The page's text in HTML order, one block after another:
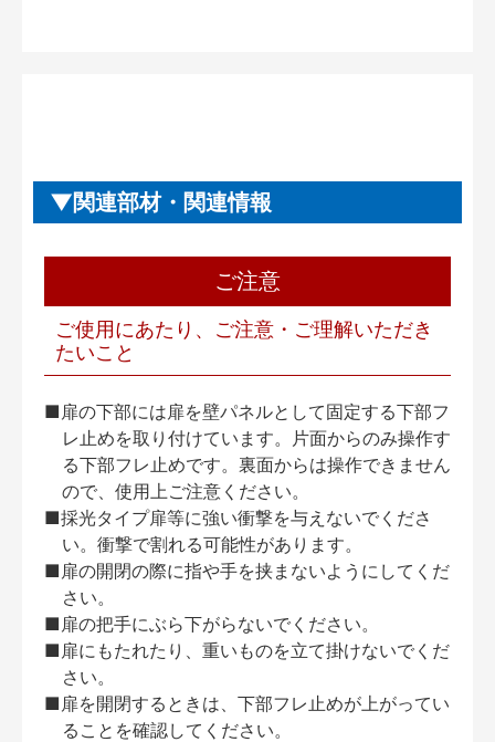
関連部材・関連情報
ご注意
ご使用にあたり、ご注意・ご理解いただき
たいこと
■扉の下部には扉を壁パネルとして固定する下部フ
レ止めを取り付けています。片面からのみ操作す
る下部フレ止めです。裏面からは操作できません
ので、使用上ご注意ください。
■採光タイプ扉等に強い衝撃を与えないでくださ
い。衝撃で割れる可能性があります。
■扉の開閉の際に指や手を挟まないようにしてくだ
さい。
■扉の把手にぶら下がらないでください。
■扉にもたれたり、重いものを立て掛けないでくだ
さい。
■扉を開閉するときは、下部フレ止めが上がってい
ることを確認してください。